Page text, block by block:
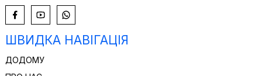
ШВИДКА НАВІГАЦІЯ
ДОДОМУ